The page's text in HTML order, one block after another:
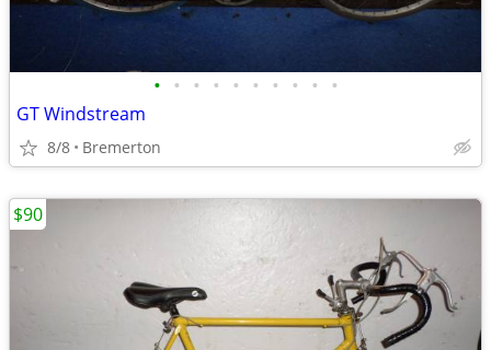
• • • • • • • • • •
GT Windstream
8/8 Bremerton
$90